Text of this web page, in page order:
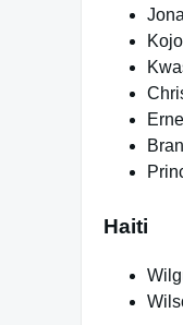
Haiti